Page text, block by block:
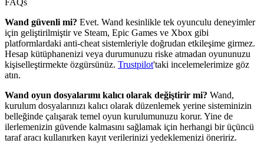
Wand güvenli mi? Evet. Wand kesinlikle tek oyunculu deneyimler
için geliştirilmiştir ve Steam, Epic Games ve Xbox gibi
platformlardaki anti-cheat sistemleriyle doğrudan etkileşime girmez.
Hesap kütüphanenizi veya durumunuzu riske atmadan oyununuzu
kişiselleştirmekte özgürsünüz. Trustpilot'taki incelemelerimize göz
atın.
Wand oyun dosyalarımı kalıcı olarak değiştirir mi? Wand,
kurulum dosyalarınızı kalıcı olarak düzenlemek yerine sisteminizin
belleğinde çalışarak temel oyun kurulumunuzu korur. Yine de
ilerlemenizin güvende kalmasını sağlamak için herhangi bir üçüncü
taraf aracı kullanırken kayıt verilerinizi yedeklemenizi öneririz.